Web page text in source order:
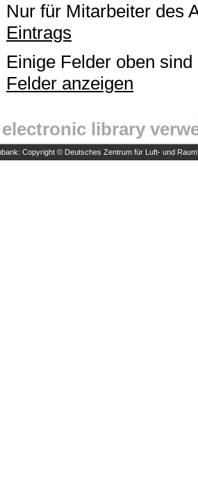
Nur für Mitarbeiter des
Eintrags
Einige Felder oben
Felder anzeigen
electronic library
Copyright © Deutsches Zentrum für Luft- und